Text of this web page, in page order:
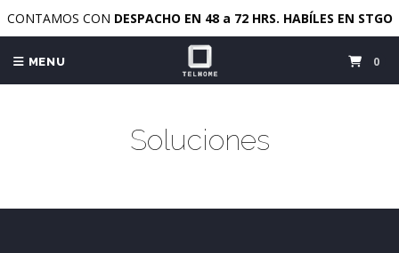
CONTAMOS CON DESPACHO EN 48 a 72 HRS. HABÍLES EN STGO
MENU 0
Soluciones